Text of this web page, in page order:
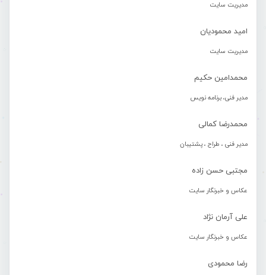
مدیریت سایت
امید محمودیان
مدیریت سایت
محمدامین حکیم
مدیر فنی، برنامه نویس
محمدرضا کمالی
مدیر فنی ، طراح ، پشتیبان
مجتبی حسن زاده
عکاس و خبرنگار سایت
علی آرمان نژاد
عکاس و خبرنگار سایت
رضا محمودی